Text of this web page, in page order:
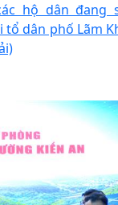
hộ dân đang
dân phố Lãm